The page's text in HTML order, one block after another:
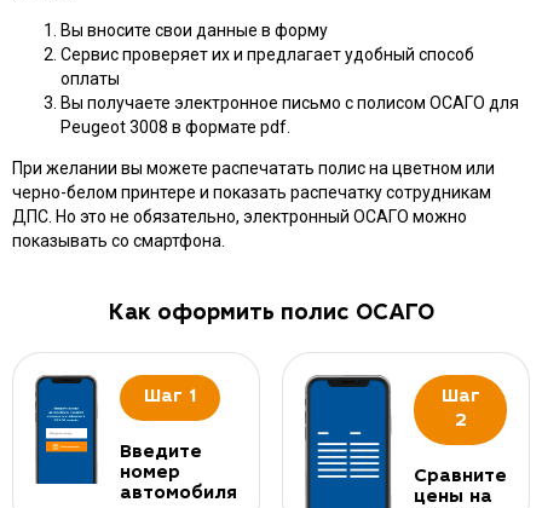
Вы вносите свои данные в форму
Сервис проверяет их и предлагает удобный способ
оплаты
Вы получаете электронное письмо с полисом ОСАГО для
Peugeot 3008 в формате pdf.
При желании вы можете распечатать полис на цветном или
черно-белом принтере и показать распечатку сотрудникам
ДПС. Но это не обязательно, электронный ОСАГО можно
показывать со смартфона.
Как оформить полис ОСАГО
Шаг 1
Введите
номер
автомобиля
Шаг
2
Сравните
цены на